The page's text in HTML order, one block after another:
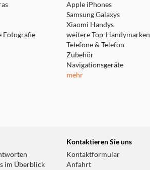
Fotografie
Apple iPhones
Samsung Galaxys
Xiaomi Handys
weitere Top-Handymarken
Telefone & Telefon-
Zubehör
Navigationsgeräte
mehr
im Überblick
Kontaktieren Sie uns
Kontaktformular
Anfahrt